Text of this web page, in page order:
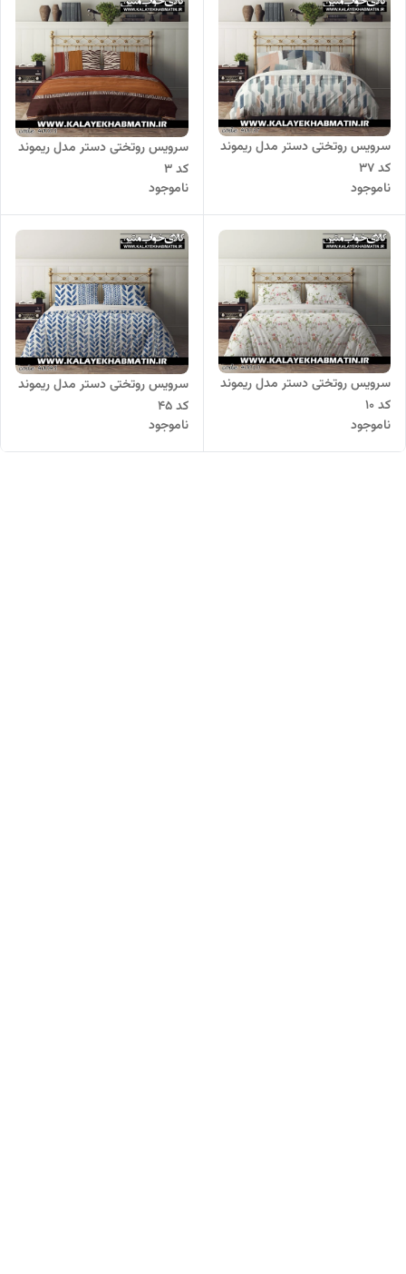
سرویس روتختی دستر مدل ریموند
کد 37
ناموجود
سرویس روتختی دستر مدل ریموند
کد 3
ناموجود
سرویس روتختی دستر مدل ریموند
کد 10
ناموجود
سرویس روتختی دستر مدل ریموند
کد 45
ناموجود